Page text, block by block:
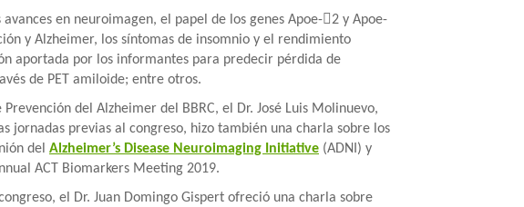
en neuroimagen, el papel de los genes Apoe-2 y Apoe-
y Alzheimer, los síntomas de insomnio y el rendimiento
aportada por los informantes para predecir pérdida de
de PET amiloide; entre otros.
del Alzheimer del BBRC, el Dr. José Luis Molinuevo,
jornadas previas al congreso, hizo también una charla sobre los
del Alzheimer’s Disease Neuroimaging Initiative (ADNI) y
ACT Biomarkers Meeting 2019.
el Dr. Juan Domingo Gispert ofreció una charla sobre